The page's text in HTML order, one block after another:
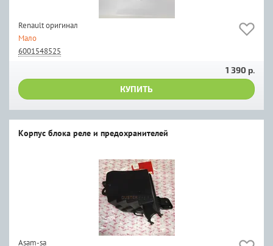
Renault оригинал
Мало
6001548525
1 390 р.
КУПИТЬ
Корпус блока реле и предохранителей
Asam-sa